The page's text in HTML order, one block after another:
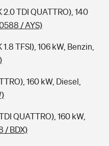
2.0 TDI QUATTRO), 140
/ AYS)
TFSI), 106 kW, Benzin,
160 kW, Diesel,
QUATTRO), 160 kW,
/ BDX)